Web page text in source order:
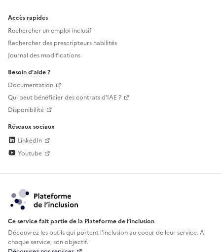
Accès rapides
Rechercher un emploi inclusif
Rechercher des prescripteurs habilités
Journal des modifications
Besoin d'aide ?
Documentation
Qui peut bénéficier des contrats d'IAE ?
Disponibilité
Réseaux sociaux
LinkedIn
Youtube
Ce service fait partie de la Plateforme de l’inclusion
Découvrez les outils qui portent l'inclusion aucoeur de leur service. A
chaque service, son objectif.